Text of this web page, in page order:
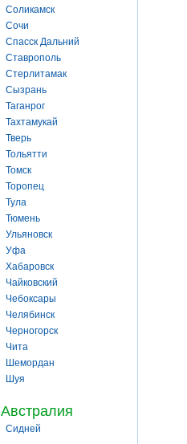
Соликамск
Сочи
Спасск Дальний
Ставрополь
Стерлитамак
Сызрань
Таганрог
Тахтамукай
Тверь
Тольятти
Томск
Торопец
Тула
Тюмень
Ульяновск
Уфа
Хабаровск
Чайковский
Чебоксары
Челябинск
Черногорск
Чита
Шемордан
Шуя
Австралия
Сидней